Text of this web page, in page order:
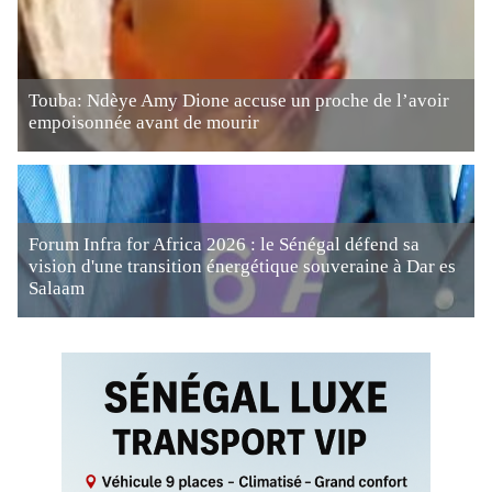
Touba: Ndèye Amy Dione accuse un proche de l’avoir
empoisonnée avant de mourir
Forum Infra for Africa 2026 : le Sénégal défend sa
vision d'une transition énergétique souveraine à Dar es
Salaam